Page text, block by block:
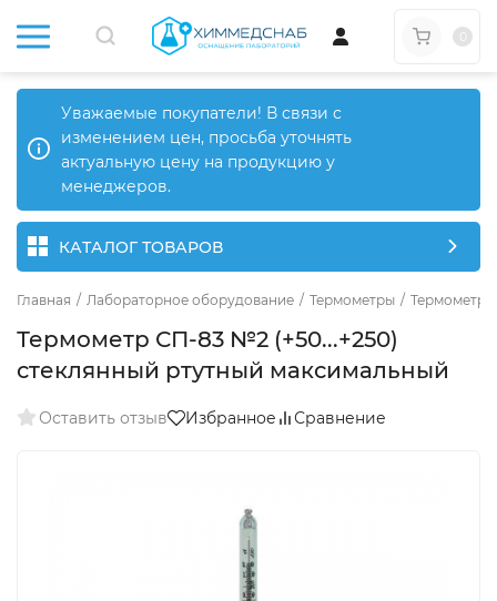
Уважаемые покупатели! В связи с
изменением цен, просьба уточнять
актуальную цену на продукцию у
менеджеров.
КАТАЛОГ ТОВАРОВ
Главная / Лабораторное оборудование / Термометры /
Термометр СП-83 №2 (+50...+250)
стеклянный ртутный максимальный
Оставить отзыв Избранное Сравнение